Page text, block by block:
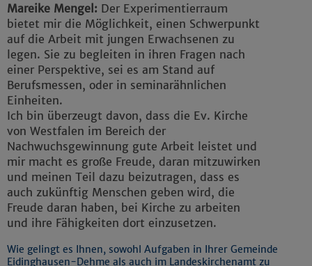
Mareike Mengel: Der Experimentierraum
bietet mir die Möglichkeit, einen Schwerpunkt
auf die Arbeit mit jungen Erwachsenen zu
legen. Sie zu begleiten in ihren Fragen nach
einer Perspektive, sei es am Stand auf
Berufsmessen, oder in seminarähnlichen
Einheiten.
Ich bin überzeugt davon, dass die Ev. Kirche
von Westfalen im Bereich der
Nachwuchsgewinnung gute Arbeit leistet und
mir macht es große Freude, daran mitzuwirken
und meinen Teil dazu beizutragen, dass es
auch zukünftig Menschen geben wird, die
Freude daran haben, bei Kirche zu arbeiten
und ihre Fähigkeiten dort einzusetzen.
Wie gelingt es Ihnen, sowohl Aufgaben in Ihrer Gemeinde
Eidinghausen-Dehme als auch im Landeskirchenamt zu